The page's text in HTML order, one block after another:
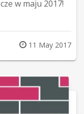
w maju 2017!
Posted
on
11 May 2017